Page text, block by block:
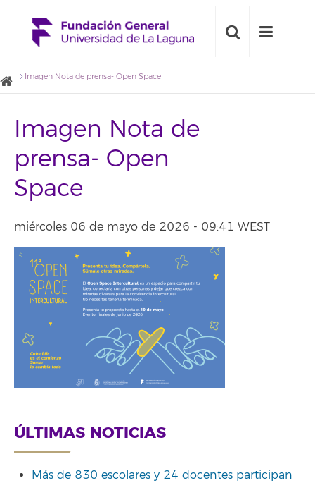
Imagen Nota de prensa- Open Space
Imagen Nota de
prensa- Open
Space
miércoles 06 de mayo de 2026 - 09:41 WEST
ÚLTIMAS NOTICIAS
Más de 830 escolares y 24 docentes participan